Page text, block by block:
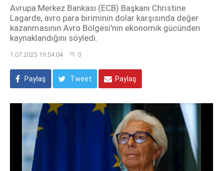
Avrupa Merkez Bankası (ECB) Başkanı Christine
Lagarde, avro para biriminin dolar karşısında değer
kazanmasının Avro Bölgesi'nin ekonomik gücünden
kaynaklandığını söyledi.
1.07.2025 19:54:04 0
Paylaş Tweet Paylaş